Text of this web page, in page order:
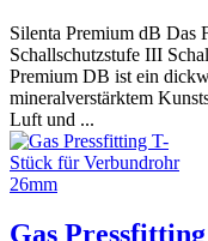
Silenta Premium dB Das
Schallschutzstufe III
Premium DB ist ein
mineralverstärktem
Luft und ...
Gas